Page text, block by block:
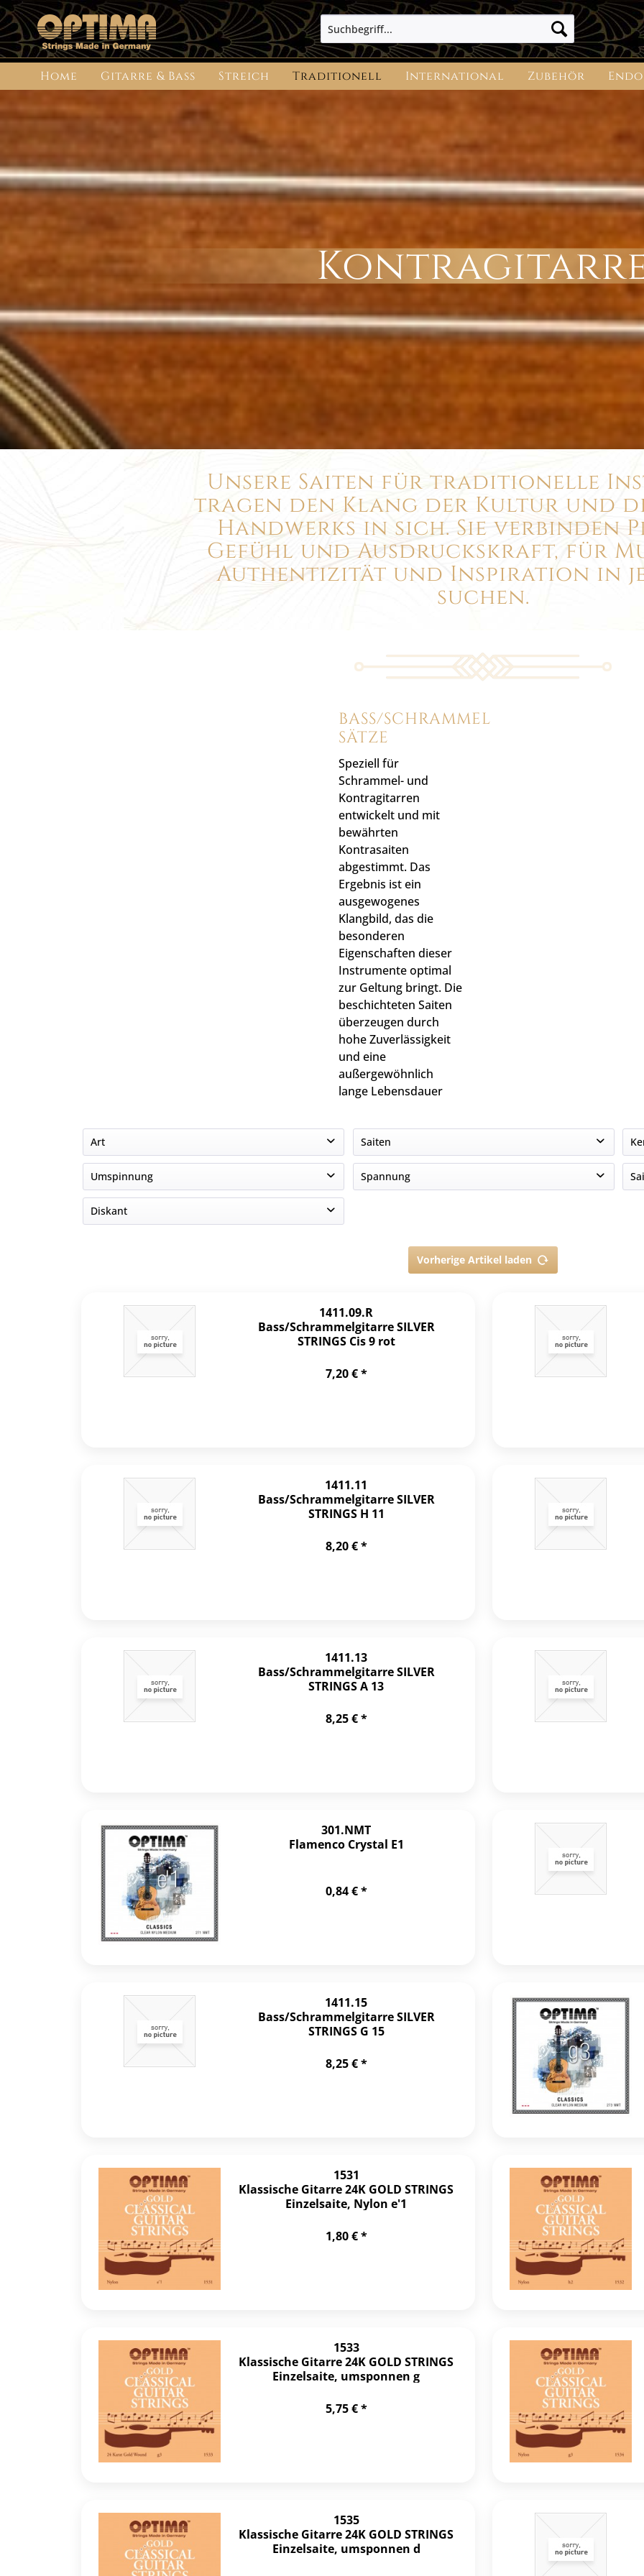
Home Gitarre & Bass Streich Traditionell International Zubehör
Unsere Saiten für traditionelle
tragen den Klang der Kultur und
Handwerks in sich. Sie verbinden
Gefühl und Ausdruckskraft, für
Authentizität und Inspiration in
suchen.
BASS/SCHRAMMEL
SÄTZE
Speziell für
Schrammel- und
Kontragitarren
entwickelt und mit
bewährten
Kontrasaiten
abgestimmt. Das
Ergebnis ist ein
ausgewogenes
Klangbild, das die
besonderen
Eigenschaften dieser
Instrumente optimal
zur Geltung bringt. Die
beschichteten Saiten
überzeugen durch
hohe Zuverlässigkeit
und eine
außergewöhnlich
lange Lebensdauer
Art
Einzelsaite
Satz
Saiten
1
15
Umspinnung
Silber
Spannung
Diskant
Vorherige Artikel laden
1411.09.R
Bass/Schrammelgitarre SILVER
STRINGS Cis 9 rot
7,20 € *
1411.11
Bass/Schrammelgitarre SILVER
STRINGS H 11
8,20 € *
1411.13
Bass/Schrammelgitarre SILVER
STRINGS A 13
8,25 € *
301.NMT
Flamenco Crystal E1
0,84 € *
1411.15
Bass/Schrammelgitarre SILVER
STRINGS G 15
8,25 € *
1531
Klassische Gitarre 24K GOLD STRINGS
Einzelsaite, Nylon e'1
1,80 € *
1533
Klassische Gitarre 24K GOLD STRINGS
Einzelsaite, umsponnen g
5,75 € *
1535
Klassische Gitarre 24K GOLD STRINGS
Einzelsaite, umsponnen d